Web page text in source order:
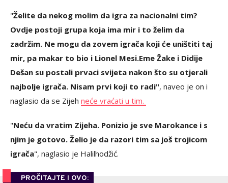
"Želite da nekog molim da igra za nacionalni tim?
Ovdje postoji grupa koja ima mir i to želim da
zadržim. Ne mogu da zovem igrača koji će uništiti taj
mir, pa makar to bio i Lionel Mesi.Eme Žake i Didije
Dešan su postali prvaci svijeta nakon što su otjerali
najbolje igrača. Nisam prvi koji to radi", naveo je on i
naglasio da se Zijeh neće vraćati u tim.
"Neću da vratim Zijeha. Ponizio je sve Marokance i s
njim je gotovo. Želio je da razori tim sa još trojicom
igrača", naglasio je Halilhodžić.
PROČITAJTE I OVO: